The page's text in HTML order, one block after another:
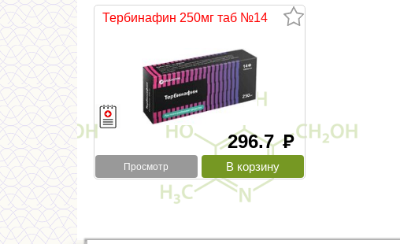
Тербинафин 250мг таб №14
296.7руб
Просмотр